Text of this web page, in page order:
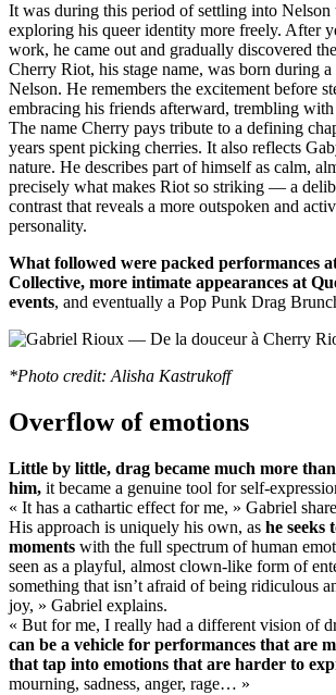
It was during this period of settling into Nelson
exploring his queer identity more freely. After
work, he came out and gradually discovered
Cherry Riot, his stage name, was born during
Nelson. He remembers the excitement before
embracing his friends afterward, trembling
The name Cherry pays tribute to a defining
years spent picking cherries. It also reflects
nature. He describes part of himself as calm,
precisely what makes Riot so striking — a
contrast that reveals a more outspoken and
personality.
What followed were packed performances
Collective, more intimate appearances at
events, and eventually a Pop Punk Drag
*Photo credit: Alisha Kastrukoff
Overflow of emotions
Little by little, drag became much more
him, it became a genuine tool for self-
« It has a cathartic effect for me, » Gabriel
His approach is uniquely his own, as he seeks
moments with the full spectrum of human
seen as a playful, almost clown-like form of
something that isn’t afraid of being ridiculous
joy, » Gabriel explains.
« But for me, I really had a different vision of
can be a vehicle for performances that are
that tap into emotions that are harder to
mourning, sadness, anger, rage… »